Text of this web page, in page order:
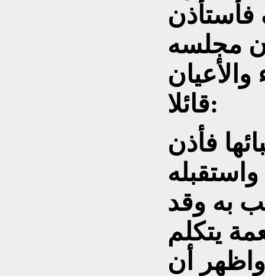
مجلسه
قائلا:
فأذن
به وقد
يتكلم
أن